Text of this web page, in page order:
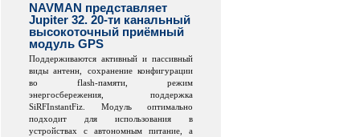
NAVMAN представляет
Jupiter 32. 20-ти канальный
высокоточный приёмный
модуль GPS
Поддерживаются активный и пассивный
виды антенн, сохранение конфигурации
во flash-памяти, режим
энергосбережения, поддержка
SiRFInstantFiz. Модуль оптимально
подходит для использования в
устройствах с автономным питание, а